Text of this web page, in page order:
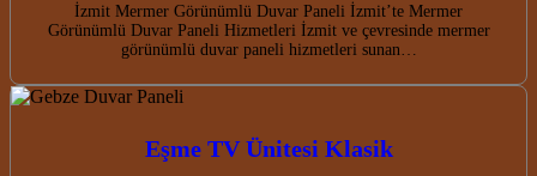
İzmit Mermer Görünümlü Duvar Paneli İzmit’te Mermer
Görünümlü Duvar Paneli Hizmetleri İzmit ve çevresinde mermer
görünümlü duvar paneli hizmetleri sunan…
Eşme TV Ünitesi Klasik